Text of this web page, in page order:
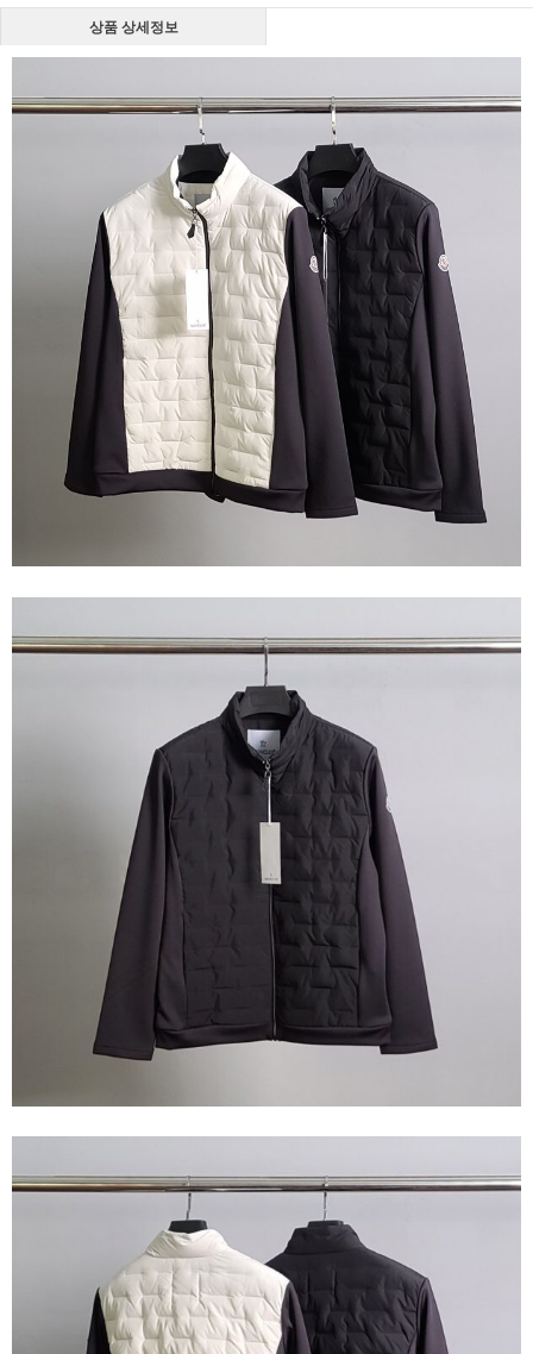
상품 상세정보